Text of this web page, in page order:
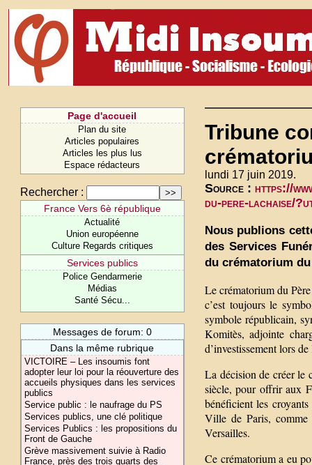
Page d'accueil
Plan du site
Articles populaires
Articles les plus lus
Espace rédacteurs
Rechercher :
France Vers 6è république
Actualité
Union européenne
Culture Regards critiques
Services publics
Police Gendarmerie
Médias
Santé Sécu...
Messages de forum: 0
Dans la même rubrique
VICTOIRE – Les insoumis font
adopter leur loi pour la réouverture des
accueils physiques dans les services
publics
Service public : le naufrage du PS
Services publics, une clé politique
Services Publics : les propositions du
Front de Gauche
Grève massivement suivie à Radio
France, près des trois quarts des
Tribune
lundi 17 juin 2019.
Source : https://
du-pere-lachaise/
Nous publions
des Services
du crématorium
Le crématorium du
c’est toujours le
symbole républicain,
Komitès, adjointe
d’investissement lors
La décision de créer le
siècle, pour offrir aux
bénéficient les
Ville de Paris, comme
Versailles.
Ce crématorium a eu